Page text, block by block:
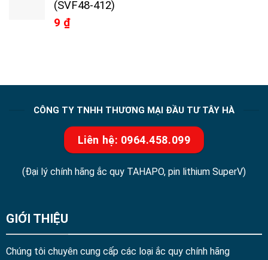
(SVF48-412)
9 ₫
CÔNG TY TNHH THƯƠNG MẠI ĐẦU TƯ TÂY HÀ
Liên hệ: 0964.458.099
(Đại lý chính hãng ắc quy TAHAPO, pin lithium SuperV)
GIỚI THIỆU
Chúng tôi chuyên cung cấp các loại ắc quy chính hãng